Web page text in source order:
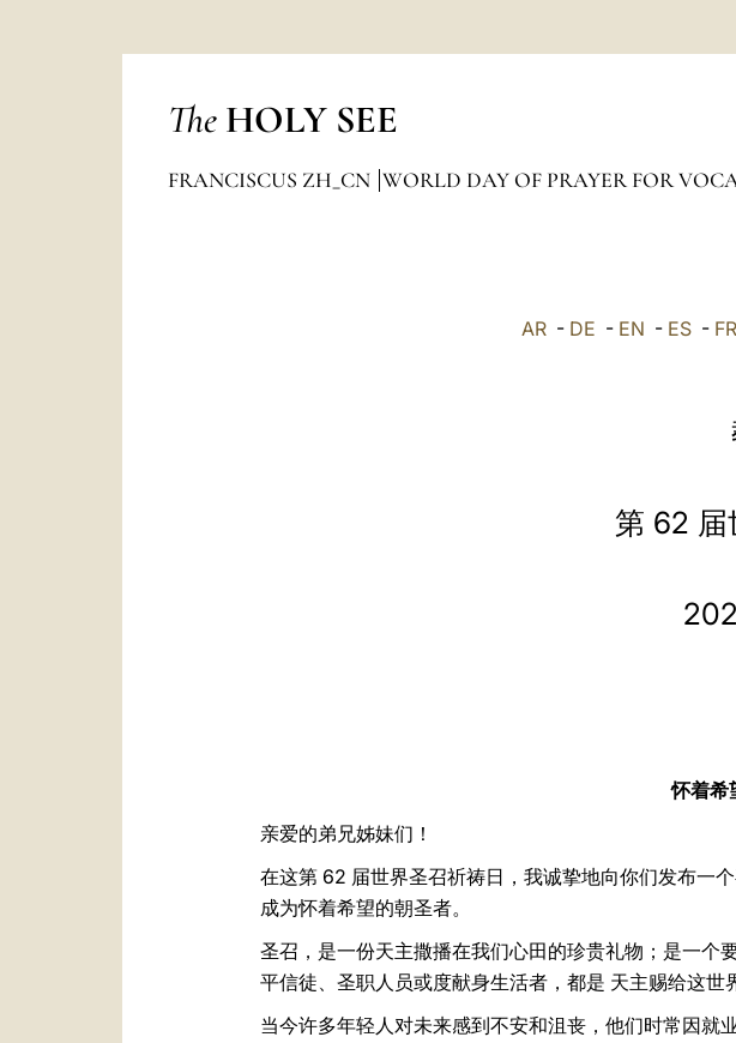
The HOLY SEE
FRANCISCUS ZH_CN WORLD DAY OF PRAYER FOR
AR- DE - EN - ES- FR
第 62 届
怀着希
亲爱的弟兄姊妹们！
在这第 62 届世界圣召祈祷日，我诚挚地向你们发布一
成为怀着希望的朝圣者。
圣召，是一份天主撒播在我们心田的珍贵礼物；是一个
平信徒、圣职人员或度献身生活者，都是 天主赐给这世
当今许多年轻人对未来感到不安和沮丧，他们时常因就